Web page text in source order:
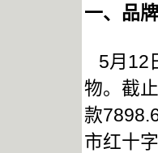
一、品
5月12
物。截
款
市红十